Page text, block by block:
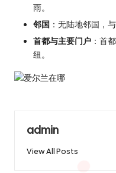
雨。
邻国 ：无陆地邻国，
首都与主要门户 ：首
纽。
admin
View All Posts